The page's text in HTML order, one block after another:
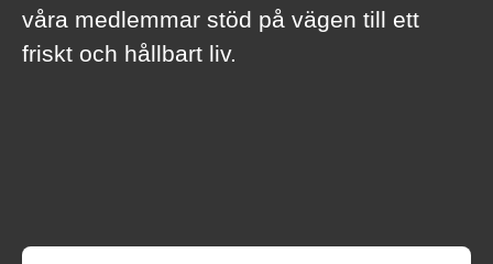
våra medlemmar stöd på vägen till ett
friskt och hållbart liv.